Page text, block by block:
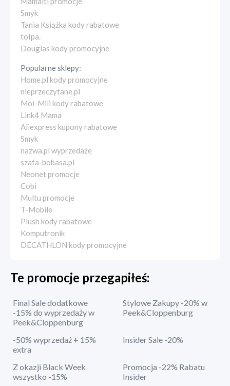
Smyk
Tania Książka kody rabatowe
tołpa.
Douglas kody promocyjne
Popularne sklepy:
Home.pl kody promocyjne
nieprzeczytane.pl
Moi-Mili kody rabatowe
Link4 Mama
Aliexpress kupony rabatowe
Smyk
nazwa.pl wyprzedaże
szafa-bobasa.pl
Neonet promocje
Cobi
Multu promocje
T-Mobile
Plush kody rabatowe
Komputronik
DECATHLON kody promocyjne
Te promocje przegapiłeś:
Final Sale dodatkowe
-15% do wyprzedaży w
Peek&Cloppenburg
Stylowe Zakupy -20% w
Peek&Cloppenburg
-50% wyprzedaż + 15%
extra
Insider Sale -20%
Z okazji Black Week
wszystko -15%
Promocja -22% Rabatu
Insider